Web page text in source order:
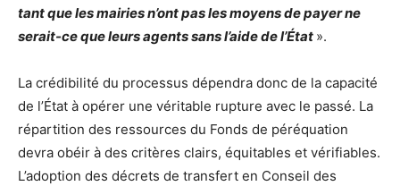
tant que les mairies n’ont pas les moyens de payer ne
serait-ce que leurs agents sans l’aide de l’État ».
La crédibilité du processus dépendra donc de la capacité
de l’État à opérer une véritable rupture avec le passé. La
répartition des ressources du Fonds de péréquation
devra obéir à des critères clairs, équitables et vérifiables.
L’adoption des décrets de transfert en Conseil des